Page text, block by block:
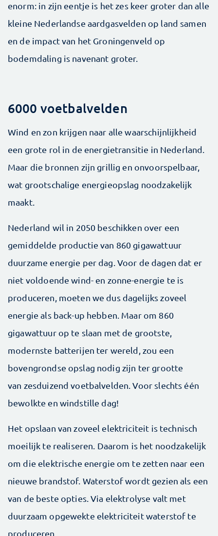
enorm: in zijn eentje is het zes keer groter dan alle
kleine Nederlandse aardgasvelden op land samen
en de impact van het Groningenveld op
bodemdaling is navenant groter.
6000 voetbalvelden
Wind en zon krijgen naar alle waarschijnlijkheid
een grote rol in de energietransitie in Nederland.
Maar die bronnen zijn grillig en onvoorspelbaar,
wat grootschalige energieopslag noodzakelijk
maakt.
Nederland wil in 2050 beschikken over een
gemiddelde productie van 860 gigawattuur
duurzame energie per dag. Voor de dagen dat er
niet voldoende wind- en zonne-energie te is
produceren, moeten we dus dagelijks zoveel
energie als back-up hebben. Maar om 860
gigawattuur op te slaan met de grootste,
modernste batterijen ter wereld, zou een
bovengrondse opslag nodig zijn ter grootte
van zesduizend voetbalvelden. Voor slechts één
bewolkte en windstille dag!
Het opslaan van zoveel elektriciteit is technisch
moeilijk te realiseren. Daarom is het noodzakelijk
om die elektrische energie om te zetten naar een
nieuwe brandstof. Waterstof wordt gezien als een
van de beste opties. Via elektrolyse valt met
duurzaam opgewekte elektriciteit waterstof te
produceren.